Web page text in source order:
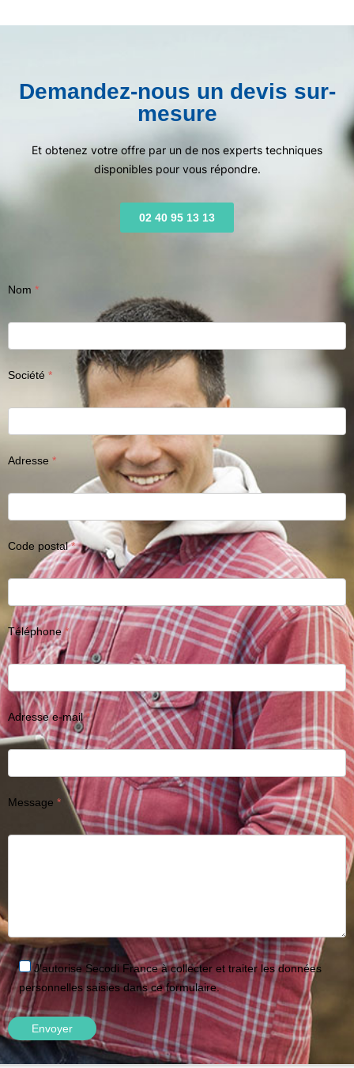
Demandez-nous un devis sur-
mesure
Et obtenez votre offre par un de nos experts techniques
disponibles pour vous répondre.
02 40 95 13 13
Nom
Société
Adresse
Code postal
Téléphone
Adresse e-mail
Message
J'autorise Secodi France à collecter et traiter les données
personnelles saisies dans ce formulaire.